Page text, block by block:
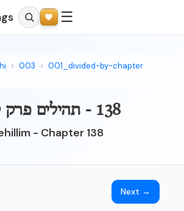
☰
003
001_divided-by-chapter
138 - תהילים פרק קלח
- Chapter 138
Next →